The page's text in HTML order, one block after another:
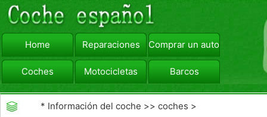
Home Reparaciones Comprar un automóvil
Coches Motocicletas Barcos
viajar Camiones
* Información del coche >>coches >